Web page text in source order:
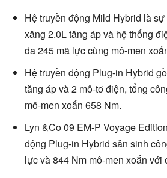
Hệ truyền động Mild Hybrid là
xăng 2.0L tăng áp và hệ thống
đa 245 mã lực cùng mô-men
Hệ truyền động Plug-in Hybrid
tăng áp và 2 mô-tơ điện, tổng
mô-men xoắn 658 Nm.
Lyn &Co 09 EM-P Voyage
động Plug-in Hybrid sản sinh
lực và 844 Nm mô-men xoắn với